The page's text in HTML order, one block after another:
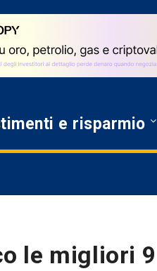
e risparmio
le migliori 9